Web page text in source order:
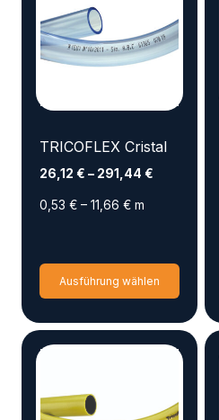
TRICOFLEX Cristal
26,12 € – 291,44 €
0,53 € – 11,66 € m
Ausführung wählen
Dieses
weist